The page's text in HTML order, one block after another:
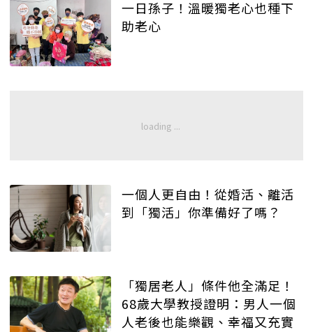
一日孫子！溫暖獨老心也種下
助老心
一個人更自由！從婚活、離活
到「獨活」你準備好了嗎？
「獨居老人」條件他全滿足！
68歲大學教授證明：男人一個
人老後也能樂觀、幸福又充實